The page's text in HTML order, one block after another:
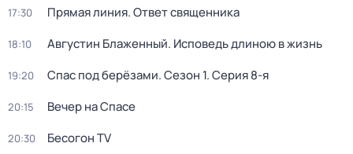
17:30 Прямая линия. Ответ священника
18:10 Августин Блаженный. Исповедь длиною в жизнь
19:20 Спас под берёзами. Сезон 1. Серия 8-я
20:15 Вечер на Спасе
20:30 Бесогон TV